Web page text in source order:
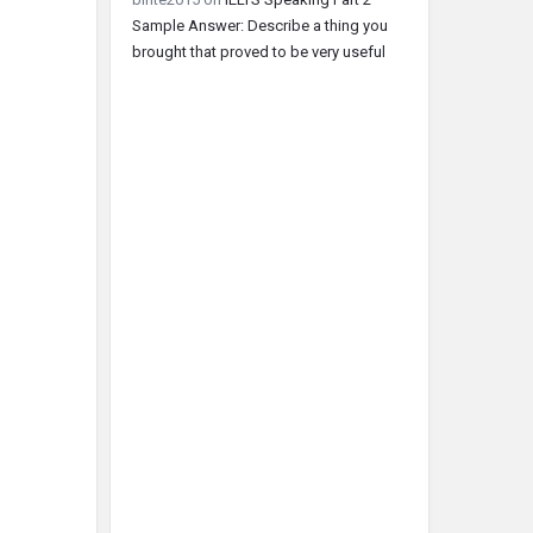
Sample Answer: Describe a thing you
brought that proved to be very useful